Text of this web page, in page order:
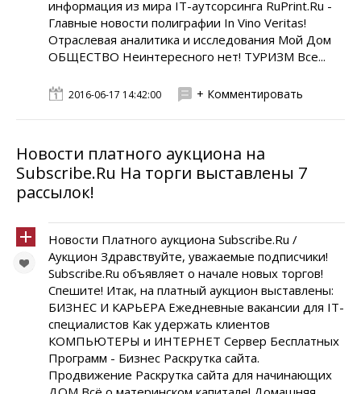
информация из мира IT-аутсорсинга RuPrint.Ru -
Главные новости полиграфии In Vino Veritas!
Отраслевая аналитика и исследования Мой Дом
ОБЩЕСТВО Неинтересного нет! ТУРИЗМ Все...
2016-06-17 14:42:00 + Комментировать
Новости платного аукциона на
Subscribe.Ru На торги выставлены 7
рассылок!
Новости Платного аукциона Subscribe.Ru /
Аукцион Здравствуйте, уважаемые подписчики!
Subscribe.Ru объявляет о начале новых торгов!
Спешите! Итак, на платный аукцион выставлены:
БИЗНЕС И КАРЬЕРА Ежедневные вакансии для IT-
специалистов Как удержать клиентов
КОМПЬЮТЕРЫ и ИНТЕРНЕТ Сервер Бесплатных
Программ - Бизнес Раскрутка сайта.
Продвижение Раскрутка сайта для начинающих